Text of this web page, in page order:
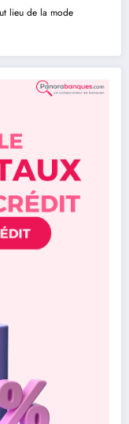
lieu de la mode